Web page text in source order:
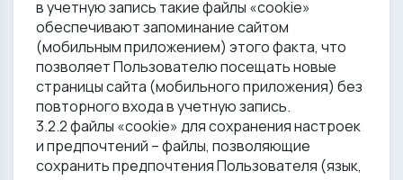
в учетную запись такие файлы «cookie»
обеспечивают запоминание сайтом
(мобильным приложением) этого факта, что
позволяет Пользователю посещать новые
страницы сайта (мобильного приложения) без
повторного входа в учетную запись.
3.2.2 файлы «cookie» для сохранения настроек
и предпочтений – файлы, позволяющие
сохранить предпочтения Пользователя (язык,